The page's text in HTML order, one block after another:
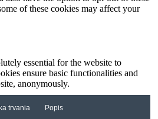
of these cookies may affect your
essential for the website to
ensure basic functionalities and
anonymously.
trvania Popis